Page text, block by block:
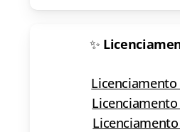
✨
Licenciamento
Licenciamento
Licenciamento